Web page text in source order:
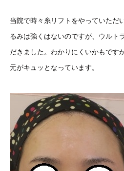
当院で時々糸リフトをやっていただ
るみは強くはないのですが、ウルト
だきました。わかりにくいかもです
元がキュッとなっています。